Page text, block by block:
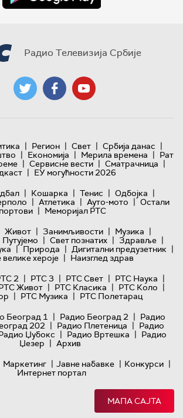
Радио Телевизија Србије
| Регион | Свет | Србија данас |
| Економија | Мерила времена | Рат
| Сервисне вести | Сматрачница |
| ЕУ могућности 2026
| Кошарка | Тенис | Одбојка |
| Атлетика | Ауто-мото | Остали
| Меморијал РТС
Живот | Занимљивости | Музика |
Путујемо | Свет познатих | Здравље |
| Природа | Дигитални предузетник |
хероје | Наизглед здрав
2 | РТС 3 | РТС Свет | РТС Наука |
Живот | РТС Класика | РТС Коло |
| РТС Музика | РТС Полетарац
Београд 1 | Радио Београд 2 | Радио
202 | Радио Плетеница | Радио
Џубокс | Радио Вртешка | Радио
Џезер | Архив
Маркетинг | Јавне набавке | Конкурси |
Интернет портал
МАПА САЈТА